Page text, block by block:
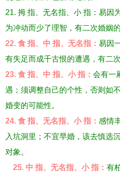
21. 拇 指、无名指、小 指：易因
为冲动而少了理智，有二次婚姻的
22. 食 指、中 指、无名指：易因
有失足而成千古恨的遭遇，有二
23. 食 指、中 指、小 指：会有一
遇；须调整自己的个性，否则如
婚变的可能性。
24. 食 指、无名指、小 指：感情
入坑洞里；不宜早婚，该去慎选
对象。
25. 中 指、无名指、小 指：有